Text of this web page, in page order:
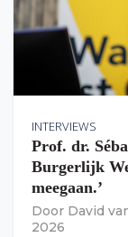
INTERVIEWS
Prof. dr.
Burgerlijk
meegaan.’
Door David
2026